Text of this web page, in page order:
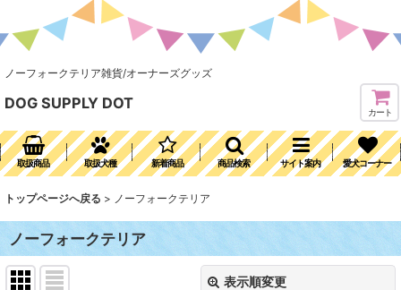
ノーフォークテリア雑貨/オーナーズグッズ
DOG SUPPLY DOT
カート
取扱商品 取扱犬種 新着商品 商品検索 サイト案内 愛犬コーナー
トップページへ戻る > ノーフォークテリア
ノーフォークテリア
表示順変更